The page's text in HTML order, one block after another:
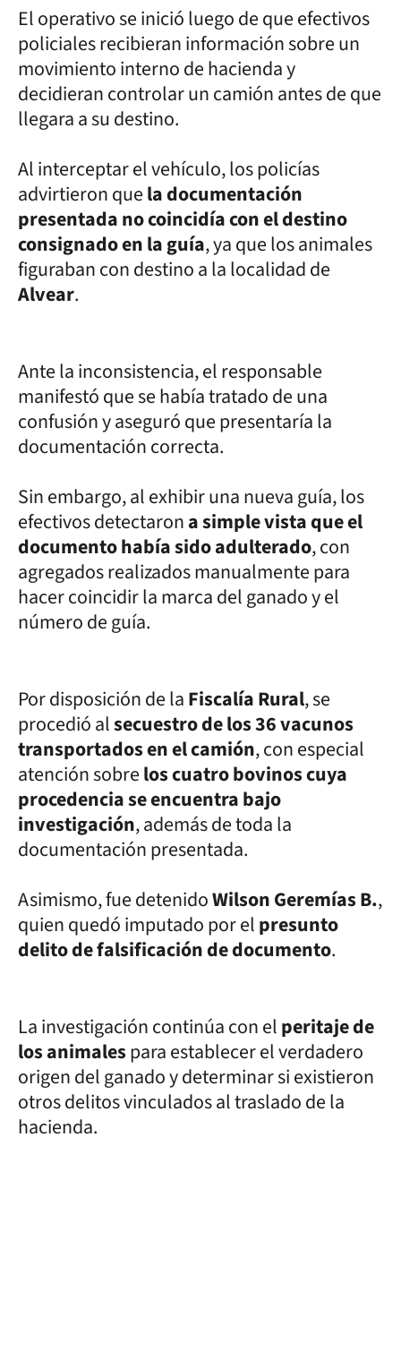
El operativo se inició luego de que efectivos
policiales recibieran información sobre un
movimiento interno de hacienda y
decidieran controlar un camión antes de que
llegara a su destino.
Al interceptar el vehículo, los policías
advirtieron quela documentación
presentada no coincidía con el destino
consignado en la guía, ya que los animales
figuraban con destino a la localidad de
Alvear.
Ante la inconsistencia, el responsable
manifestó que se había tratado de una
confusión y aseguró que presentaría la
documentación correcta.
Sin embargo, al exhibir una nueva guía, los
efectivos detectarona simple vista que el
documento había sido adulterado, con
agregados realizados manualmente para
hacer coincidir la marca del ganado y el
número de guía.
Por disposición de laFiscalía Rural, se
procedió alsecuestro de los 36 vacunos
transportados en el camión, con especial
atención sobrelos cuatro bovinos cuya
procedencia se encuentra bajo
investigación, además de toda la
documentación presentada.
Asimismo, fue detenidoWilson Geremías B.,
quien quedó imputado por elpresunto
delito de falsificación de documento.
La investigación continúa con elperitaje de
los animalespara establecer el verdadero
origen del ganado y determinar si existieron
otros delitos vinculados al traslado de la
hacienda.